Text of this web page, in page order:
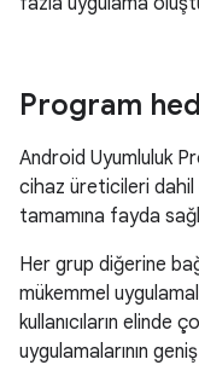
Program
Android Uyumluluk
cihaz üreticileri dahil
tamamına fayda
Her grup diğerine
mükemmel
kullanıcıların elinde
uygulamalarının